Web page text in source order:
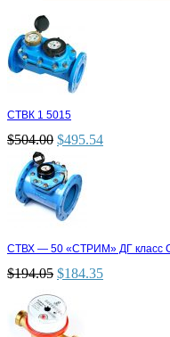
СТВК 1 5015
$504.00 $495.54
СТВХ — 50 «СТРИМ» ДГ класс
$194.05 $184.35